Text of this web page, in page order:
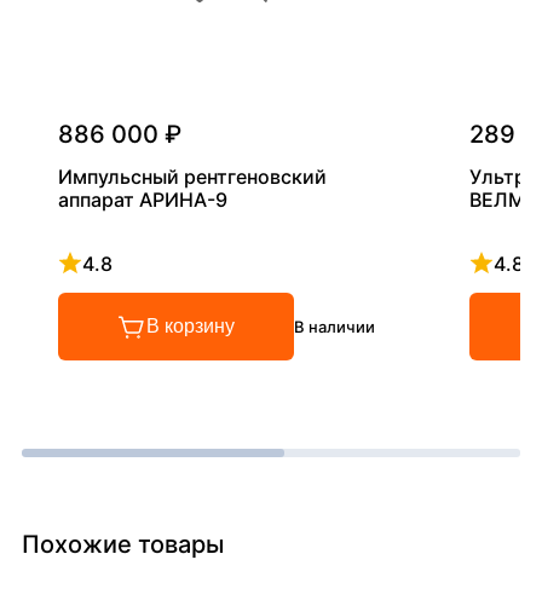
886 000 ₽
Импульсный рентгеновский
аппарат АРИНА-9
4.8
Рейтинг 4.8 из 5
В корзину В наличии
289
4.8
Похожие товары